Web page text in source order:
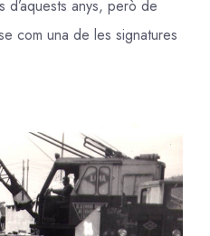
d’aquests anys, però de
com una de les signatures